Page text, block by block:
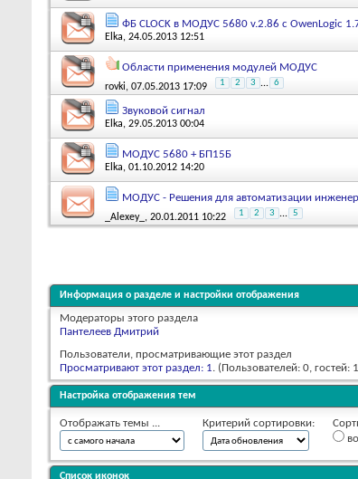
ФБ CLOCK в МОДУС 5680 v.2.86 с OwenLogic
Elka, 24.05.2013 12:51
Области применения модулей МОДУС
rovki, 07.05.2013 17:09 1 2 3 ... 6
Звуковой сигнал
Elka, 29.05.2013 00:04
МОДУС 5680 + БП15Б
Elka, 01.10.2012 14:20
МОДУС - Решения для автоматизации
_Alexey_ , 20.01.2011 10:22 1 2 3 ... 5
Информация о разделе и настройки отображения
Модераторы этого раздела
Пантелеев Дмитрий
Пользователи, просматривающие этот раздел
Просматривают этот раздел: 1. (Пользователей: 0, гостей:
Настройка отображения тем
Отображать темы ... Критерий сортировки:
Список иконок